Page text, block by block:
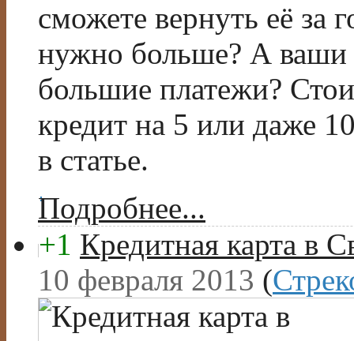
сможете вернуть её за
нужно больше? А ваши
большие платежи?
кредит на 5 или даже
в статье.
Подробнее...
+1 Кредитная карта в
10 февраля 2013 (